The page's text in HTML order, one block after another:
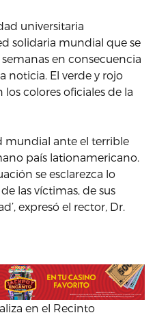
universitaria
solidaria mundial que se
en consecuencia
noticia. El verde y rojo
colores oficiales de la
mundial ante el terrible
país lationamericano.
se esclarezca lo
las víctimas, de sus
expresó el rector, Dr.
en el Recinto